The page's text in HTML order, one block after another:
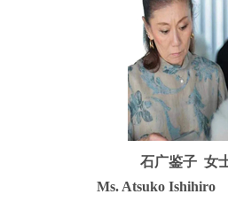
石广鉴子 女
Ms. Atsuko Ishihiro